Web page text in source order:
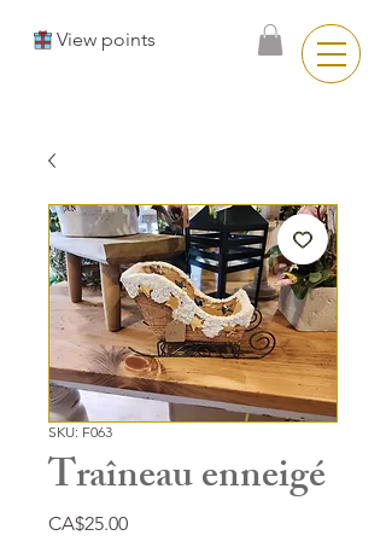
View points
SKU: F063
Traîneau enneigé
CA$25.00Price